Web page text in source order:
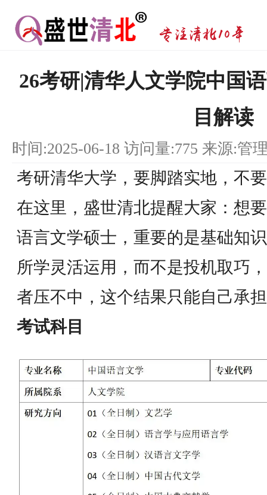
26考研|清华人文学院中国
目解读
时间:2025-06-18 访问量:775 来源:管
考研清华大学，要脚踏实地，不
在这里，盛世清北提醒大家：想
语言文学硕士，重要的是基础知
所学灵活运用，而不是投机取巧
者压不中，这个结果只能自己承
考试科目